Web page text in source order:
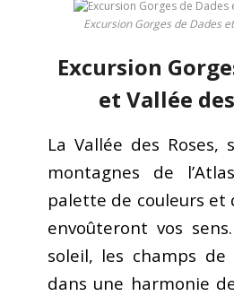
Contactez nous
Réservation
Excursion Gorges de Dades
Excursion
et Vallée
La Vallée des Roses,
montagnes de
palette de couleurs et
envoûteront vos
soleil, les champs de
dans une harmonie